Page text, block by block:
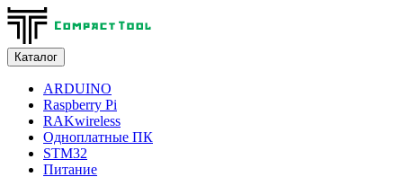
Каталог
ARDUINO
Raspberry Pi
RAKwireless
Одноплатные ПК
STM32
Питание